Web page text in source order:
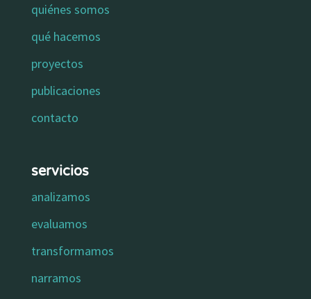
quiénes somos
qué hacemos
proyectos
publicaciones
contacto
servicios
analizamos
evaluamos
transformamos
narramos